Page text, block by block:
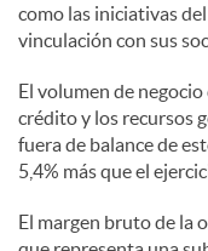
como las iniciativas
vinculación con sus
El volumen de
crédito y los recursos
fuera de balance de
5,4% más que el
El margen bruto de la